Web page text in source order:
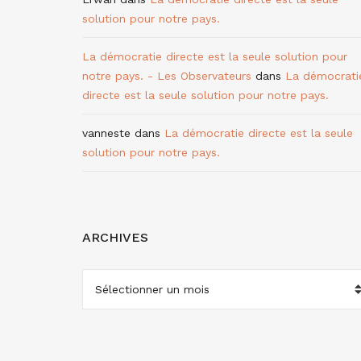
solution pour notre pays.
La démocratie directe est la seule solution pour
notre pays. - Les Observateurs dans La
directe est la seule solution pour notre pays.
vanneste dans La démocratie directe est la seule
solution pour notre pays.
ARCHIVES
ARCHIVES